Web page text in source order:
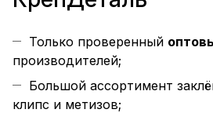
Только проверенный
производителей;
Большой ассортимент
клипс и метизов;